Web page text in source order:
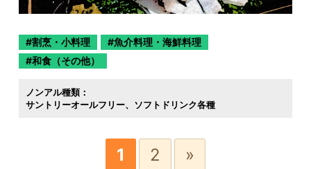
割烹・小料理
魚介料理・海鮮料理
和食（その他）
ノンアル種類：
サントリーオールフリー
ソフトドリンク各種
1 2 »